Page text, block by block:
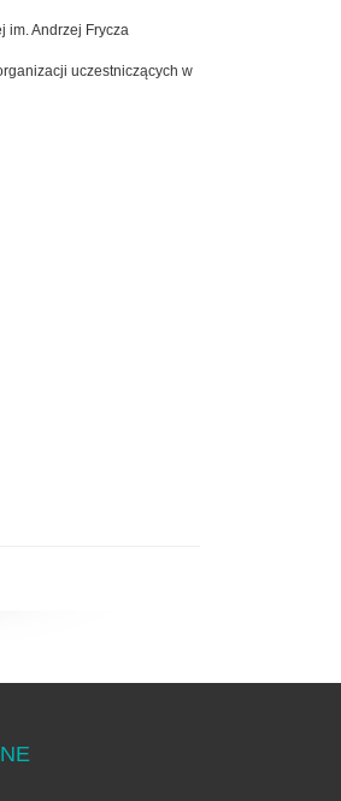
im. Andrzej Frycza
uczestniczących w